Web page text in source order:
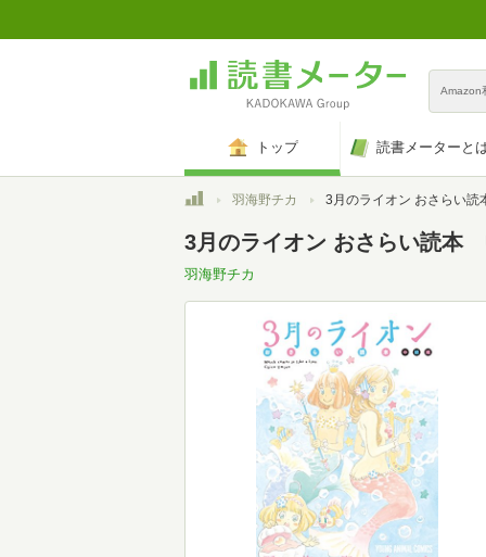
Amazon
トップ 読書メーターと
トップ羽海野チカ 3月のライオン おさらい読本 中級編 (ヤングアニ
3月のライオン おさらい読本
羽海野チカ